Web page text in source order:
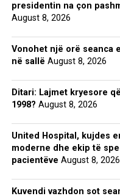
presidentin na çon
August 8, 2026
Vonohet një orë seanca
në sallë August 8, 2026
Ditari: Lajmet kryesore
1998? August 8, 2026
United Hospital, kujdes
moderne dhe ekip të
pacientëve August 8, 2026
Kuvendi vazhdon sot